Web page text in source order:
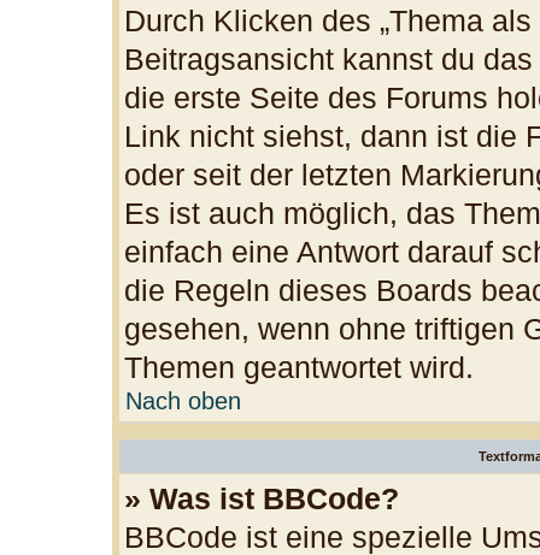
Durch Klicken des „Thema
Beitragsansicht kannst du
die erste Seite des Forums
Link nicht siehst, dann ist die
oder seit der letzten
Es ist auch möglich, das
einfach eine Antwort darauf
die Regeln dieses Boards
gesehen, wenn ohne triftigen
Themen geantwortet wird.
Nach oben
» Was ist BBCode?
BBCode ist eine spezielle